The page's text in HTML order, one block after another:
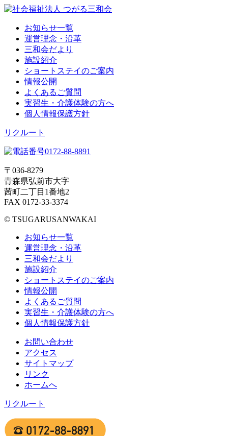
お知らせ一覧
運営理念・沿革
三和会だより
施設紹介
ショートステイのご案内
情報公開
よくあるご質問
実習生・介護体験の方へ
個人情報保護方針
リクルート
〒036-8279
青森県弘前市大字
茜町二丁目1番地2
FAX 0172-33-3374
© TSUGARUSANWAKAI
お知らせ一覧
運営理念・沿革
三和会だより
施設紹介
ショートステイのご案内
情報公開
よくあるご質問
実習生・介護体験の方へ
個人情報保護方針
お問い合わせ
アクセス
サイトマップ
リンク
ホームへ
リクルート